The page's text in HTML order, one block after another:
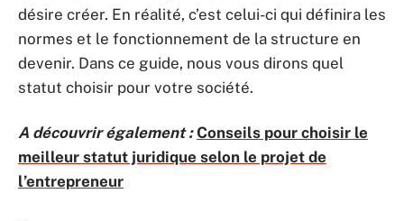
désire créer. En réalité, c’est celui-ci qui définira les
normes et le fonctionnement de la structure en
devenir. Dans ce guide, nous vous dirons quel
statut choisir pour votre société.
A découvrir également : Conseils pour choisir le
meilleur statut juridique selon le projet de
l’entrepreneur